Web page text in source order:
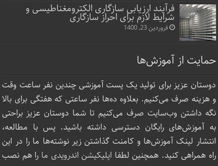
فرآیند ارزیابی سازگاری الکترومغناطیسی و
شرایط لازم برای احراز سازگاری
فروردین 23, 1400
حمایت از آموزش‌ها
دوستان عزیز برای تولید یک پست آموزشی چندین نفر ساعت‌ وقت
و هزینه صرف می‌کنیم. بعلاوه ده‌ها نفر ساعتی که هفتگی برای بالا
نگه داشتن وب‌سایت صرف ‌می‌کنیم تا شما دوستان عزیز براحتی
به آموزش‌های رایگان دسترسی داشته باشید. پس با مطالعه،
انتشار لینک‌ آموزش‌ها و کامنت گذاشتن زیر نوشته‌‌ها ما را در این
راه همراهی کنید. همچنین لطفا اپلیکیشن اندرویدی ما را هم نصب